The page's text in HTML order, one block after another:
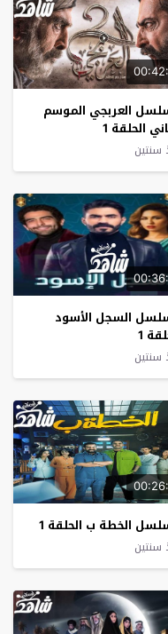
العربجي الموسم
الحلقة 1
سنتين
السجل الأسود
1
سنتين
الخطة ب الحلقة 1
سنتين